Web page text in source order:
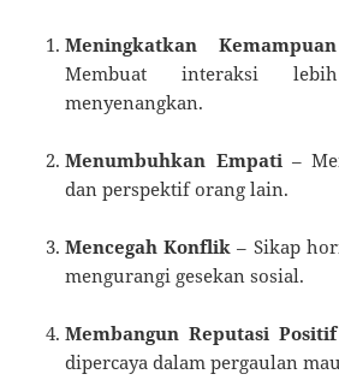
Meningkatkan
Membuat interaksi
menyenangkan.
Menumbuhkan Empati –
dan perspektif orang lain.
Mencegah Konflik – Sikap
mengurangi gesekan sosial.
Membangun Reputasi Positif
dipercaya dalam pergaulan